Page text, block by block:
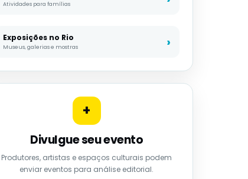
Atividades para famílias
Exposições no Rio
Museus, galerias e mostras
+
Divulgue seu evento
Produtores, artistas e espaços culturais podem
enviar eventos para análise editorial.